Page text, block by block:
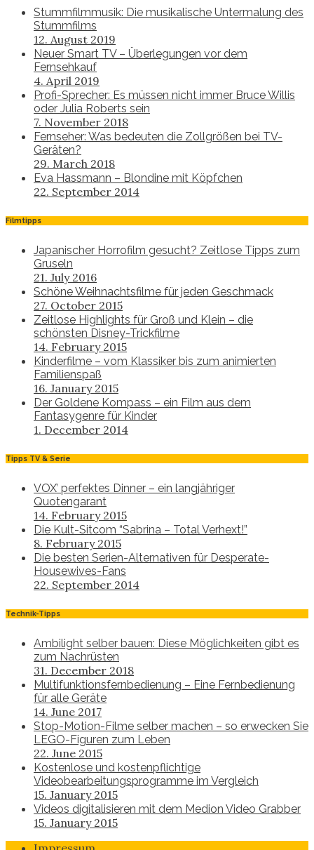
Stummfilmmusik: Die musikalische Untermalung des
Stummfilms
12. August 2019
Neuer Smart TV – Überlegungen vor dem
Fernsehkauf
4. April 2019
Profi-Sprecher: Es müssen nicht immer Bruce Willis
oder Julia Roberts sein
7. November 2018
Fernseher: Was bedeuten die Zollgrößen bei TV-
Geräten?
29. March 2018
Eva Hassmann – Blondine mit Köpfchen
22. September 2014
Filmtipps
Japanischer Horrofilm gesucht? Zeitlose Tipps zum
Gruseln
21. July 2016
Schöne Weihnachtsfilme für jeden Geschmack
27. October 2015
Zeitlose Highlights für Groß und Klein – die
schönsten Disney-Trickfilme
14. February 2015
Kinderfilme – vom Klassiker bis zum animierten
Familienspaß
16. January 2015
Der Goldene Kompass – ein Film aus dem
Fantasygenre für Kinder
1. December 2014
Tipps TV & Serie
VOX’ perfektes Dinner – ein langjähriger
Quotengarant
14. February 2015
Die Kult-Sitcom “Sabrina – Total Verhext!”
8. February 2015
Die besten Serien-Alternativen für Desperate-
Housewives-Fans
22. September 2014
Technik-Tipps
Ambilight selber bauen: Diese Möglichkeiten gibt es
zum Nachrüsten
31. December 2018
Multifunktionsfernbedienung – Eine Fernbedienung
für alle Geräte
14. June 2017
Stop-Motion-Filme selber machen – so erwecken Sie
LEGO-Figuren zum Leben
22. June 2015
Kostenlose und kostenpflichtige
Videobearbeitungsprogramme im Vergleich
15. January 2015
Videos digitalisieren mit dem Medion Video Grabber
15. January 2015